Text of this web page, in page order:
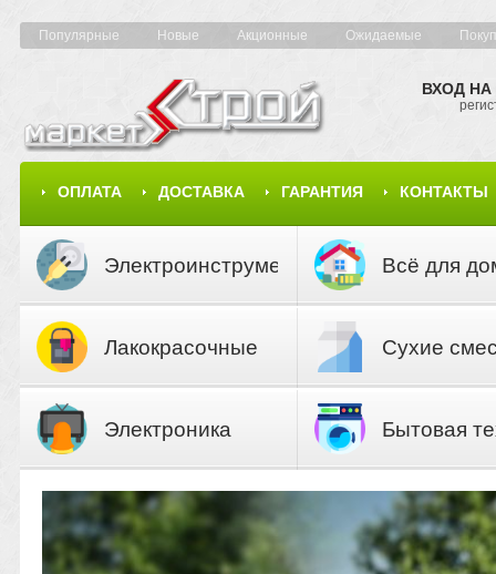
Популярные Новые Акционные Ожидаемые
ОПЛАТА ДОСТАВКА ГАРАНТИЯ КОНТАКТЫ
КАРТА САЙТА
ВХОД НА
Электроинструмент Всё для
Лакокрасочные
Сухие
Электроника Бытовая